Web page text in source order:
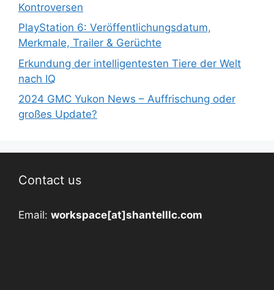
Kontroversen
PlayStation 6: Veröffentlichungsdatum,
Merkmale, Trailer & Gerüchte
Erkundung der intelligentesten Tiere der Welt
nach IQ
2024 GMC Yukon News – Auffrischung oder
großes Update?
Contact us
Email: workspace[at]shantelllc.com